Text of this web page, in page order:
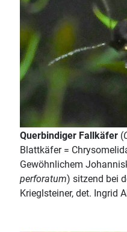
Querbindiger Fallkäfer (
Blattkäfer =
Gewöhnlichem
perforatum) sitzend bei
Krieglsteiner, det. Ingrid